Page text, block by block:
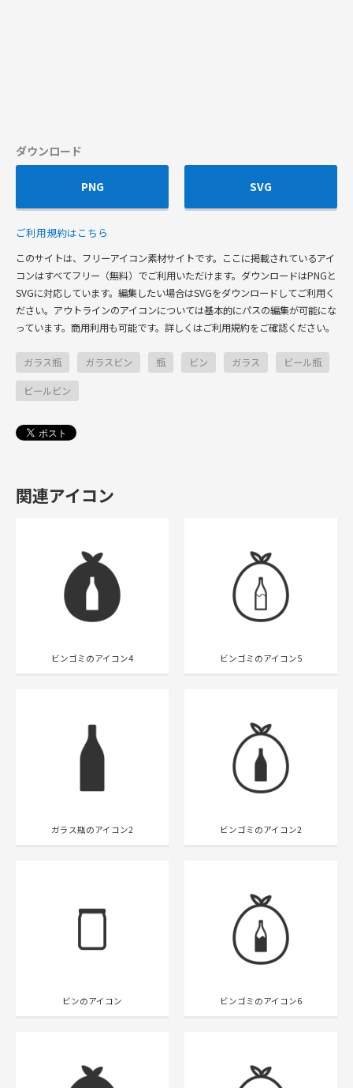
ダウンロード
PNG SVG
ご利用規約はこちら
このサイトは、フリーアイコン素材サイトです。ここに掲載されているアイ
コンはすべてフリー（無料）でご利用いただけます。ダウンロードはPNGと
SVGに対応しています。編集したい場合はSVGをダウンロードしてご利用く
ださい。アウトラインのアイコンについては基本的にパスの編集が可能にな
っています。商用利用も可能です。詳しくはご利用規約をご確認ください。
ガラス瓶 ガラスビン 瓶 ビン ガラス
ビール瓶
ビールビン
関連アイコン
ビンゴミのアイコン4 ビンゴミのアイコン5
ガラス瓶のアイコン2 ビンゴミのアイコン2
ビンのアイコン ビンゴミのアイコン6